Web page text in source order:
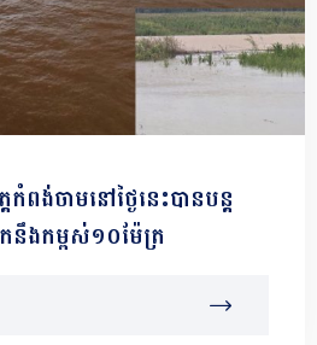
តកំពង់ចាមនៅថ្ងៃនេះបានបន្ត
ងកម្ពស់១០ម៉ែត្រ